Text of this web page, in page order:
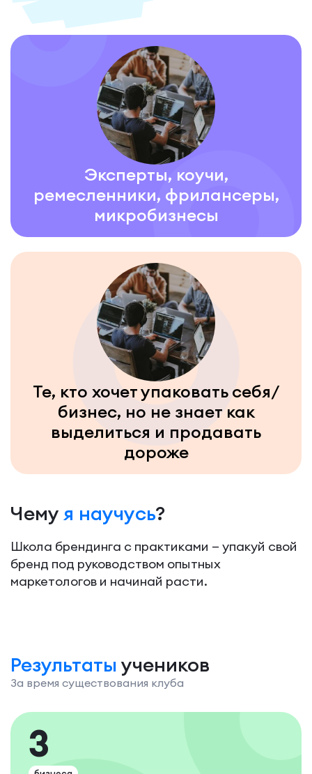
Эксперты, коучи,
ремесленники, фрилансеры,
микробизнесы
Те, кто хочет упаковать себя/
бизнес, но не знает как
выделиться и продавать
дороже
Чемуя научусь?
Школа брендинга с практиками — упакуй свой
бренд под руководством опытных
маркетологов и начинай расти.
Результатыучеников
За время существования клуба
3